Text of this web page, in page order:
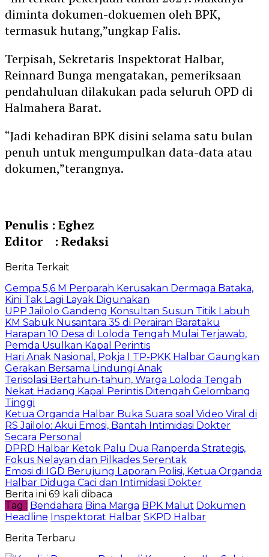
diminta dokumen-dokuemen oleh BPK,
termasuk hutang,”ungkap Falis.
Terpisah, Sekretaris Inspektorat Halbar,
Reinnard Bunga mengatakan, pemeriksaan
pendahuluan dilakukan pada seluruh OPD di
Halmahera Barat.
“Jadi kehadiran BPK disini selama satu bulan
penuh untuk mengumpulkan data-data atau
dokumen,”terangnya.
Penulis : Eghez
Editor : Redaksi
Berita Terkait
Gempa 5,6 M Perparah Kerusakan Dermaga Bataka,
Kini Tak Lagi Layak Digunakan
UPP Jailolo Gandeng Konsultan Susun Titik Labuh
KM Sabuk Nusantara 35 di Perairan Barataku
Harapan 10 Desa di Loloda Tengah Mulai Terjawab,
Pemda Usulkan Kapal Perintis
Hari Anak Nasional, Pokja I TP-PKK Halbar Gaungkan
Gerakan Bersama Lindungi Anak
Terisolasi Bertahun-tahun, Warga Loloda Tengah
Nekat Hadang Kapal Perintis Ditengah Gelombang
Tinggi
Ketua Organda Halbar Buka Suara soal Video Viral di
RS Jailolo: Akui Emosi, Bantah Intimidasi Dokter
Secara Personal
DPRD Halbar Ketok Palu Dua Ranperda Strategis,
Fokus Nelayan dan Pilkades Serentak
Emosi di IGD Berujung Laporan Polisi, Ketua Organda
Halbar Diduga Caci dan Intimidasi Dokter
Berita ini 69 kali dibaca
Tag : Bendahara Bina Marga BPK Malut Dokumen
Headline Inspektorat Halbar SKPD Halbar
Berita Terbaru